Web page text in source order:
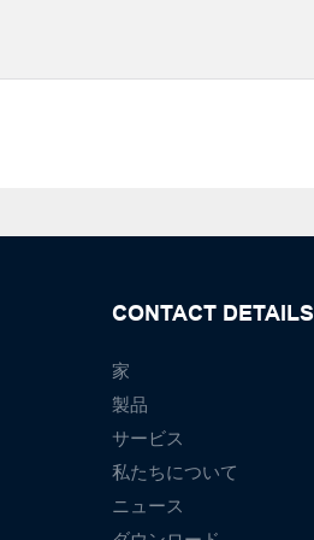
CONTACT DETAILS
家
製品
サービス
私たちについて
ニュース